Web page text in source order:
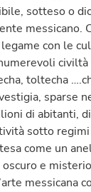
sotteso o
messicano.
con le
civiltà
toltecha
sparse
di abitanti,
sotto
come un
oscuro e
messicana